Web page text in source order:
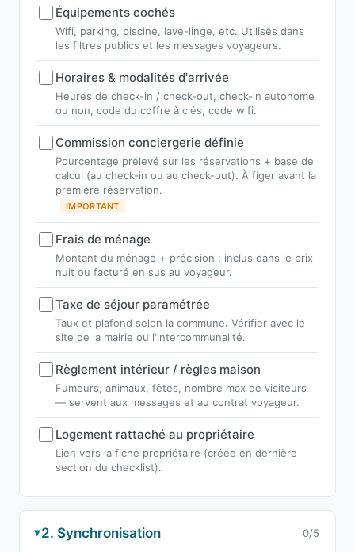
Équipements cochés
Wifi, parking, piscine, lave-linge, etc. Utilisés dans
les filtres publics et les messages voyageurs.
Horaires & modalités d'arrivée
Heures de check-in / check-out, check-in autonome
ou non, code du coffre à clés, code wifi.
Commission conciergerie définie
Pourcentage prélevé sur les réservations + base de
calcul (au check-in ou au check-out). À figer avant la
première réservation.
IMPORTANT
Frais de ménage
Montant du ménage + précision : inclus dans le prix
nuit ou facturé en sus au voyageur.
Taxe de séjour paramétrée
Taux et plafond selon la commune. Vérifier avec le
site de la mairie ou l'intercommunalité.
Règlement intérieur / règles maison
Fumeurs, animaux, fêtes, nombre max de visiteurs
— servent aux messages et au contrat voyageur.
Logement rattaché au propriétaire
Lien vers la fiche propriétaire (créée en dernière
section du checklist).
2. Synchronisation 0/5